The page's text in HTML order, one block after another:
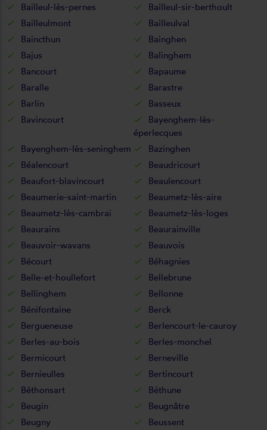
Bailleul-lès-pernes
Bailleul-sir-berthoult
Bailleulmont
Bailleulval
Baincthun
Bainghen
Bajus
Balinghem
Bancourt
Bapaume
Baralle
Barastre
Barlin
Basseux
Bavincourt
Bayenghem-lès-
éperlecques
Bayenghem-lès-seninghem
Bazinghen
Béalencourt
Beaudricourt
Beaufort-blavincourt
Beaulencourt
Beaumerie-saint-martin
Beaumetz-lès-aire
Beaumetz-lès-cambrai
Beaumetz-lès-loges
Beaurains
Beaurainville
Beauvoir-wavans
Beauvois
Bécourt
Béhagnies
Belle-et-houllefort
Bellebrune
Bellinghem
Bellonne
Bénifontaine
Berck
Bergueneuse
Berlencourt-le-cauroy
Berles-au-bois
Berles-monchel
Bermicourt
Berneville
Bernieulles
Bertincourt
Béthonsart
Béthune
Beugin
Beugnâtre
Beugny
Beussent